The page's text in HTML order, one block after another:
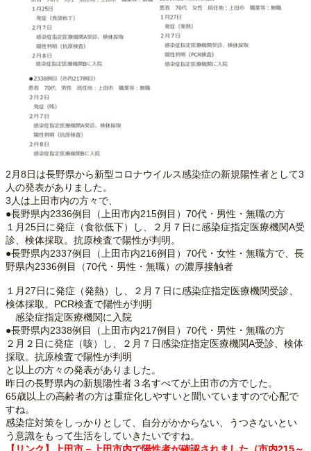
2月8日は長野県から新型コロナウイルス感染症の新規陽性者として3
人の発表がありました。
3人は上田市内の方々で、
●長野県内2336例目（上田市内215例目）70代・男性・無職の方
１月25日に発症（食欲低下）し、２月７日に感染症指定医療機関A受
診、検体採取。抗原検査で陽性が判明。
●長野県内2337例目（上田市内216例目）70代・女性・無職方で、長
野県内2336例目（70代・男性・無職）の濃厚接触者
１月27日に発症（発熱）し、２月７日に感染症指定医療機関受診、
検体採取。PCR検査で陽性が判明
感染症指定医療機関に入院
●長野県内2338例目（上田市内217例目）70代・男性・無職の方
２月２日に発症（咳）し、２月７日感染症指定医療機関A受診、検体
採取。抗原検査で陽性が判明
と以上の方々の発表がありました。
昨日の長野県内の新規陽性者３名すべてが上田市の方でした。
65歳以上の高齢者の方は重症化しやすいと聞いていますので心配で
すね。
感染症対策をしっかりとして、自分がかからない、うつさないとい
う意識をもって生活をしていきたいですね。